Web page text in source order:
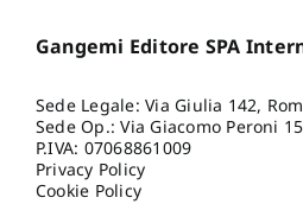
Gangemi Editore SPA
Sede Legale: Via Giulia 142,
Sede Op.: Via Giacomo Peroni
P.IVA: 07068861009
Privacy Policy
Cookie Policy